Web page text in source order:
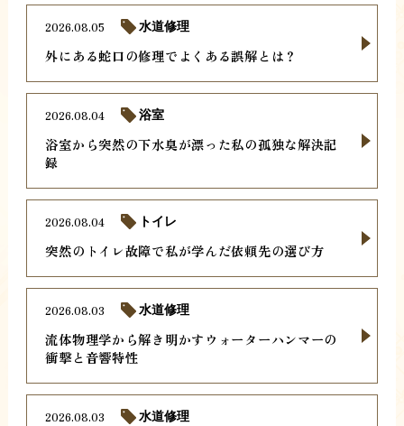
外にある蛇口の修理でよくある誤解とは？
2026.08.05 水道修理
浴室から突然の下水臭が漂った私の孤独な解決記
録
2026.08.04 浴室
突然のトイレ故障で私が学んだ依頼先の選び方
2026.08.04 トイレ
流体物理学から解き明かすウォーターハンマーの
衝撃と音響特性
2026.08.03 水道修理
2026.08.03 水道修理